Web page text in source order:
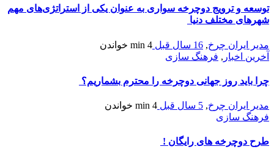
توسعه و ترویج دوچرخه سواری به عنوان یکی از استراتژی‌های مهم
شهرهای مختلف دنیا
مدیر ایران چرخ, 16 سال قبل 4 min
خواندن
آخرین اخبار , فرهنگ سازی
چرا باید روز جهانی دوچرخه را محترم بشماریم؟
مدیر ایران چرخ, 5 سال قبل 4 min
خواندن
فرهنگ سازی
طرح دوچرخه های رایگان !